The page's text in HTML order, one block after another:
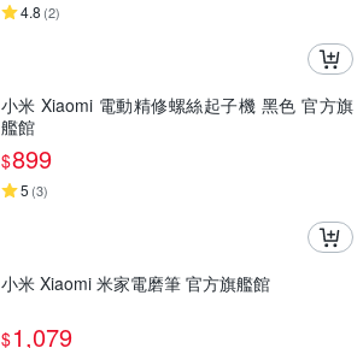
4.8 (2)
小米 Xiaomi 電動精修螺絲起子機 黑色 官方旗
艦館
$899
5 (3)
小米 Xiaomi 米家電磨筆 官方旗艦館
$1,079